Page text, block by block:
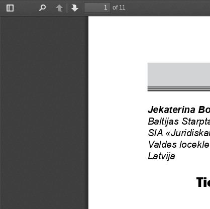
Toggle
PreviousNext
of 11
Jekaterina
Baltijas
SIA
Valdes locekle
Latvija